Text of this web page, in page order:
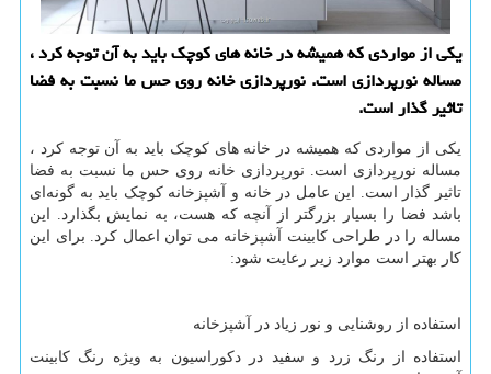
یكی از مواردی كه همیشه در خانه های كوچك باید به آن توجه كرد ،
مساله نورپردازی است. نورپردازی خانه روی حس ما نسبت به فضا
تاثیر گذار است.
یکی از مواردی که همیشه در خانه های کوچک باید به آن توجه کرد ،
مساله نورپردازی است. نورپردازی خانه روی حس ما نسبت به فضا
تاثیر گذار است. این عامل در خانه و آشپزخانه کوچک باید به گونه‌ای
باشد فضا را بسیار بزرگتر از آنچه که هست، به نمایش بگذارد. این
مساله را در طراحی کابینت آشپزخانه می توان اعمال کرد. برای این
کار بهتر است موارد زیر رعایت شود:
استفاده از روشنایی و نور زیاد در آشپزخانه
استفاده از رنگ زرد و سفید در دکوراسیون به ویژه رنگ کابینت